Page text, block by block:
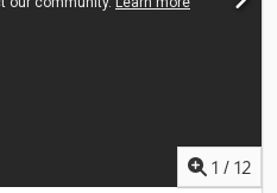
1 / 12